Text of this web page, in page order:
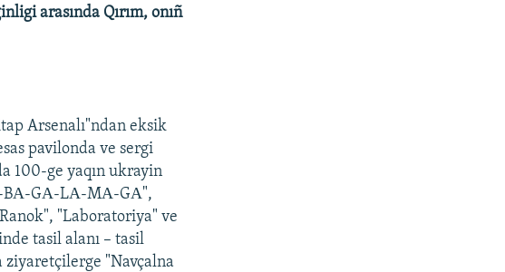
arasında Qırım, onıñ
Arsenalı"ndan eksik
pavilonda ve sergi
100-ge yaqın ukrayin
BА-GА-LА-MА-GА",
"Laboratoriya" ve
tasil alanı – tasil
ziyaretçilerge "Navçalna